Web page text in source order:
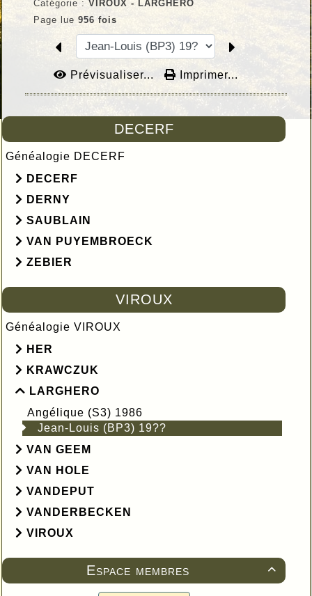
DECERF
Généalogie DECERF
DECERF
DERNY
SAUBLAIN
VAN PUYEMBROECK
ZEBIER
VIROUX
Généalogie VIROUX
HER
KRAWCZUK
LARGHERO
Angélique (S3) 1986
Jean-Louis (BP3) 19??
VAN GEEM
VAN HOLE
VANDEPUT
VANDERBECKEN
VIROUX

Espace membres
Catégorie : VIROUX - LARGHERO
Page lue 956 fois
Prévisualiser... Imprimer...